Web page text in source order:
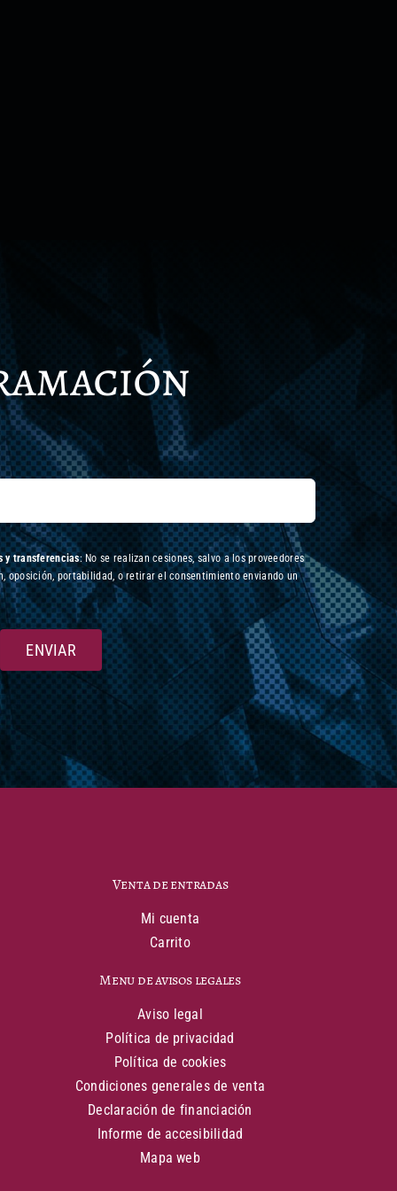
y transferencias: No se realizan cesiones, salvo a los proveedores
oposición, portabilidad, o retirar el consentimiento enviando un
ENVIAR
Venta de entradas
Mi cuenta
Carrito
Menu de avisos legales
Aviso legal
Política de privacidad
Política de cookies
Condiciones generales de venta
Declaración de financiación
Informe de accesibilidad
Mapa web